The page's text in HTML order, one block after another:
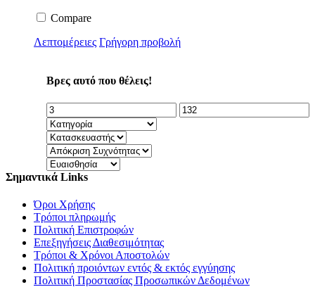
Compare
Λεπτομέρειες Γρήγορη προβολή
Βρες αυτό που θέλεις!
Σημαντικά Links
Όροι Χρήσης
Τρόποι πληρωμής
Πολιτική Επιστροφών
Επεξηγήσεις Διαθεσιμότητας
Τρόποι & Χρόνοι Αποστολών
Πολιτική προιόντων εντός & εκτός εγγύησης
Πολιτική Προστασίας Προσωπικών Δεδομένων